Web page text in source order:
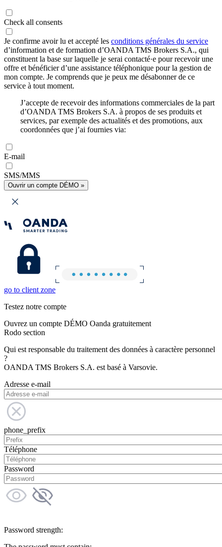
Check all consents
Je confirme avoir lu et accepté les conditions générales du service
d’information et de formation d’OANDA TMS Brokers S.A., qui
constituent la base sur laquelle je serai contacté·e pour recevoir une
offre et bénéficier d’une assistance téléphonique pour la gestion de
mon compte. Je comprends que je peux me désabonner de ce
service à tout moment.
J’accepte de recevoir des informations commerciales de la part
d’OANDA TMS Brokers S.A. à propos de ses produits et
services, par exemple des actualités et des promotions, aux
coordonnées que j’ai fournies via:
E-mail
SMS/MMS
Ouvrir un compte DÉMO »
go to client zone
Testez notre compte
Ouvrez un compte DÉMO Oanda gratuitement
Rodo section
Qui est responsable du traitement des données à caractère personnel
?
OANDA TMS Brokers S.A. est basé à Varsovie.
Adresse e-mail
phone_prefix
Téléphone
Password
Password strength: